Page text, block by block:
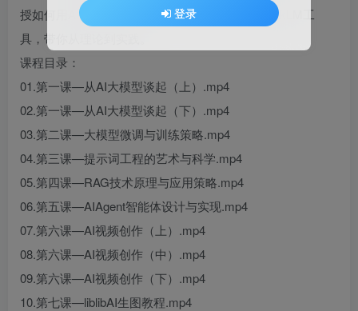
授如何用AI提升办公效率，结合GitHub与NotebookLM工
具，带你从理论到实践。
课程目录：
01.第一课—从AI大模型谈起（上）.mp4
02.第一课—从AI大模型谈起（下）.mp4
03.第二课—大模型微调与训练策略.mp4
04.第三课—提示词工程的艺术与科学.mp4
05.第四课—RAG技术原理与应用策略.mp4
06.第五课—AIAgent智能体设计与实现.mp4
07.第六课—AI视频创作（上）.mp4
08.第六课—AI视频创作（中）.mp4
09.第六课—AI视频创作（下）.mp4
10.第七课—liblibAI生图教程.mp4
登录